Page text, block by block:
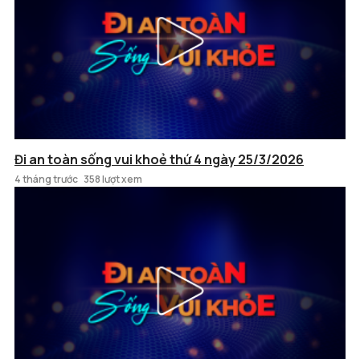
Đi an toàn sống vui khoẻ thứ 4 ngày 25/3/2026
4 tháng trước 358 lượt xem